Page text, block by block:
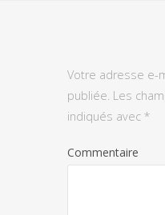
Votre adresse e-
publiée. Les
indiqués avec *
Commentaire